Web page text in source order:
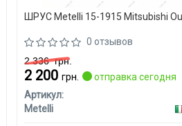
ШРУС Metelli 15-1915 Mitsubishi
0 отзывов
2 336грн.
2 200грн.
отправка сегодня
Артикул:
Metelli